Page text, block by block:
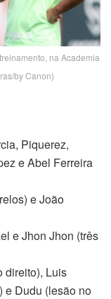
na Academia
by Canon)
Piquerez,
e Abel Ferreira
e João
e Jhon Jhon (três
direito), Luis
e Dudu (lesão no